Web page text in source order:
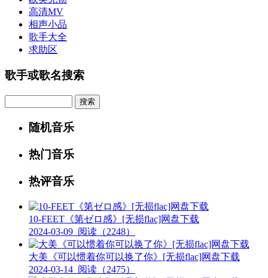
高清MV
相声小品
歌手大全
求助区
歌手或歌名搜索
随机音乐
热门音乐
热评音乐
10-FEET《第ゼロ感》[无损flac]网盘下载
2024-03-09 阅读（2248）
大美《可以惯着你可以换了你》[无损flac]网盘下载
2024-03-14 阅读（2475）